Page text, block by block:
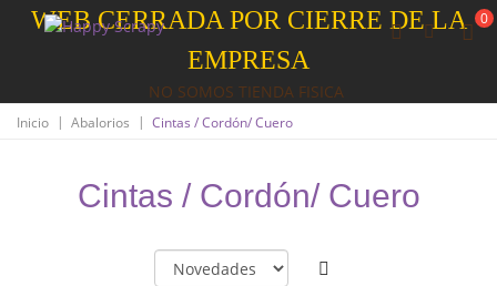
WEB CERRADA POR CIERRE DE LA
EMPRESA
NO SOMOS TIENDA FISICA
0
Inicio | Abalorios | Cintas / Cordón/ Cuero
Cintas / Cordón/ Cuero